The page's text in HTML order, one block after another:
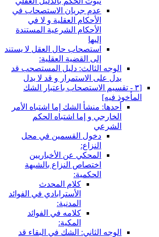
عدم جريان الاستصحاب في
الأحكام العقلية و لا في
الأحكام الشرعية المستندة
إليها
استصحاب حال العقل لا يستند
إلى القضية العقلية:
الوجه الثالث: دليل المستصحب قد
يدل على الاستمرار و قد لا يدل
[٣ - تقسيم الاستصحاب باعتبار الشك
المأخوذ فيه‏]
أحدها: منشأ الشك إما اشتباه الأمر
الخارجي و إما اشتباه الحكم
الشرعي
دخول القسمين في محل
النزاع:
المحكي عن الأخباريين
اختصاص النزاع بالشبهة
الحكمية:
كلام المحدث
الأسترابادي في الفوائد
المدنية:
كلامه في الفوائد
المكية:
الوجه الثاني: الشك في البقاء قد